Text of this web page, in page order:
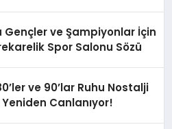
Gençler ve Şampiyonlar İçin
Spor Salonu Sözü
ve 90’lar Ruhu Nostalji
Canlanıyor!